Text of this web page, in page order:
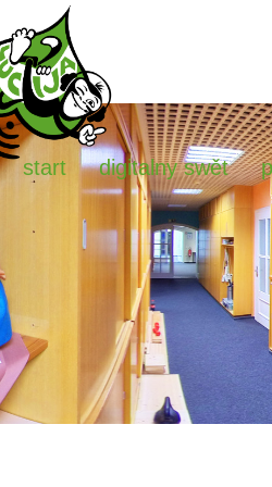
start digitalny swět